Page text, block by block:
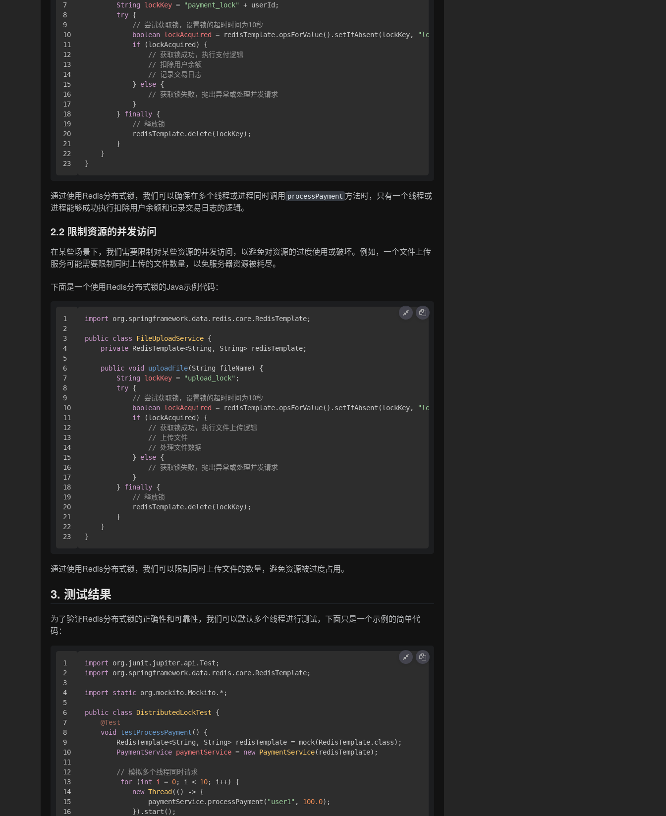
7
8
9
10
11
12
13
14
15
16
17
18
19
20
21
22
String
lockKey = "payment_lock"
+ userId;
try {
// 尝试获取锁，设置锁的超时时间为10秒
boolean lockAcquired = redisTemplate.opsForValue().setIfAbsent(lockKey, "lock_value"
if (lockAcquired) {
// 获取锁成功，执行支付逻辑
// 扣除用户余额
// 记录交易日志
            }
else {
// 获取锁失败，抛出异常或处理并发请求
            }
        }
finally {
// 释放锁
            redisTemplate.delete(lockKey);
        }
    }
通过使用Redis分布式锁，我们可以确保在多个线程或进程同时调用 processPayment 方法时，只有一个线程或
进程能够成功执行扣除用户余额和记录交易日志的逻辑。
2.2 限制资源的并发访问
在某些场景下，我们需要限制对某些资源的并发访问，以避免对资源的过度使用或破坏。例如，一个文件上传
服务可能需要限制同时上传的文件数量，以免服务器资源被耗尽。
下面是一个使用Redis分布式锁的Java示例代码：
1
2
3
4
5
6
7
8
9
10
11
12
13
14
15
16
17
18
19
20
21
22
import org.springframework.data.redis.core.RedisTemplate;
public class FileUploadService {
private RedisTemplate<String, String> redisTemplate;
public void uploadFile(String fileName)
{
String
lockKey = "upload_lock" ;
try {
// 尝试获取锁，设置锁的超时时间为10秒
boolean lockAcquired = redisTemplate.opsForValue().setIfAbsent(lockKey, "lock_value"
if (lockAcquired) {
// 获取锁成功，执行文件上传逻辑
// 上传文件
// 处理文件数据
            }
else {
// 获取锁失败，抛出异常或处理并发请求
            }
        }
finally {
// 释放锁
            redisTemplate.delete(lockKey);
        }
    }
通过使用Redis分布式锁，我们可以限制同时上传文件的数量，避免资源被过度占用。
3. 测试结果
为了验证Redis分布式锁的正确性和可靠性，我们可以默认多个线程进行测试，下面只是一个示例的简单代
码：
1
2
3
4
5
6
7
8
9
10
11
12
13
14
15
16
import
import org.springframework.data.redis.core.RedisTemplate;
import static org.mockito.Mockito.*;
public class DistributedLockTest {
@Test
void
testProcessPayment ()
{
        RedisTemplate<String, String> redisTemplate = mock(RedisTemplate.class);
PaymentService paymentService = new PaymentService(redisTemplate);
// 模拟多个线程同时请求
for (int i = 0; i < 10; i++) {
new Thread (() -> {
                paymentService.processPayment(
"user1" , 100.0);
            }).start();